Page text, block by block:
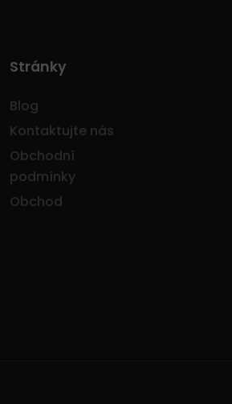
Stránky
Blog
Kontaktujte nás
Obchodní
podmínky
Obchod